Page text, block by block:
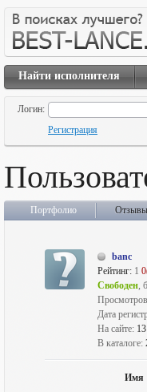
Найти исполнителя
Логин:
Регистрация
Портфолио Отзывы
banc
Рейтинг: 1
Свободен,
Дата
На сайте:
В каталоге:
Имя